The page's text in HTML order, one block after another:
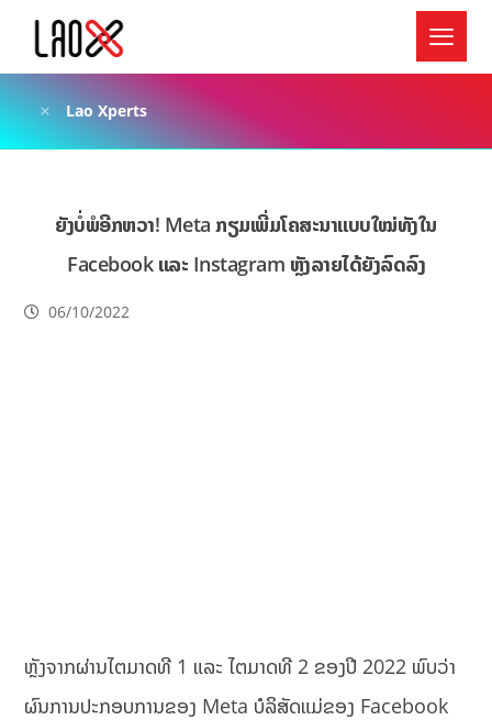
Lao Xperts
ຍັງບໍ່ພໍອີກຫວາ! Meta ກຽມເພີ່ມໂຄສະນາແບບໃໝ່ທັງໃນ
Facebook ແລະ Instagram ຫຼັງລາຍໄດ້ຍັງລົດລົງ
06/10/2022
ຫຼັງຈາກຜ່ານໄຕມາດທີ 1 ແລະ ໄຕມາດທີ 2 ຂອງປີ 2022 ພົບວ່າ
ຜົນການປະກອບການຂອງ Meta ບໍລິສັດແມ່ຂອງ Facebook